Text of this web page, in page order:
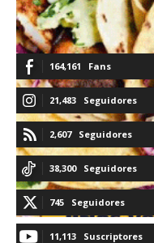
164,161 Fans
21,483 Seguidores
2,607 Seguidores
38,300 Seguidores
745 Seguidores
11,113 Suscriptores